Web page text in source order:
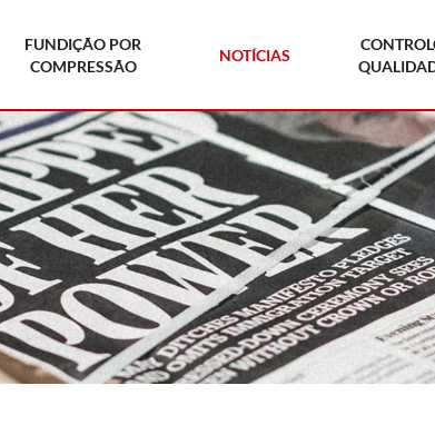
FUNDIÇÃO POR
COMPRESSÃO
NOTÍCIAS